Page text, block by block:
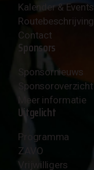
Kalender & Events
Routebeschrijving
Contact
Sponsors
Sponsornieuws
Sponsoroverzicht
Meer informatie
Uitgelicht
Programma
ZAVO
Vrijwilligers